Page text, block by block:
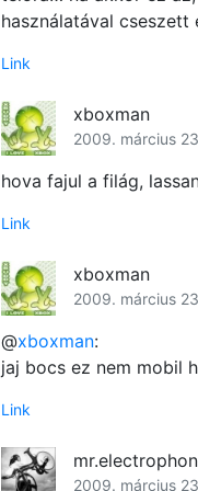
használatával
Link
xboxman
2009. március
hova fajul a filág,
Link
xboxman
2009. március
@xboxman:
jaj bocs ez nem mobil
Link
2009. március